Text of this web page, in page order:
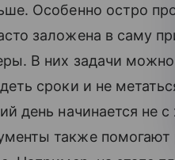
Особенно остро
заложена в саму
В них задачи
сроки и не
день начинается не с
также помогают